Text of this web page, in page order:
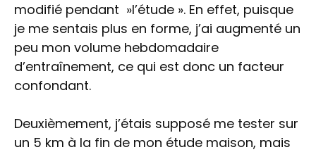
modifié pendant »l’étude ». En effet, puisque
je me sentais plus en forme, j’ai augmenté un
peu mon volume hebdomadaire
d’entraînement, ce qui est donc un facteur
confondant.
Deuxièmement, j’étais supposé me tester sur
un 5 km à la fin de mon étude maison, mais